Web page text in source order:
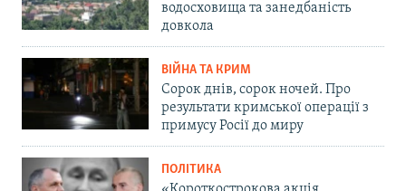
водосховища та занедбаність
довкола
ВІЙНА ТА КРИМ
Сорок днів, сорок ночей. Про
результати кримської операції з
примусу Росії до миру
ПОЛІТИКА